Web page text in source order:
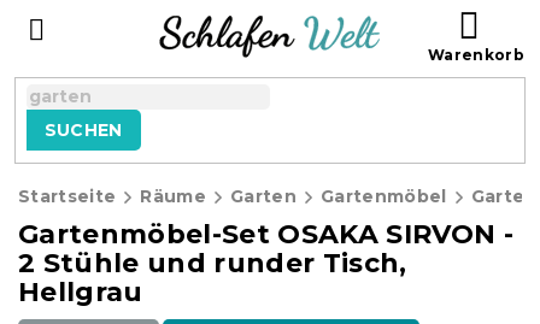
SUCHEN
Startseite Räume Garten Gartenmöbel
Gartenmöbel-Set OSAKA SIRVON -
2 Stühle und runder Tisch,
Hellgrau